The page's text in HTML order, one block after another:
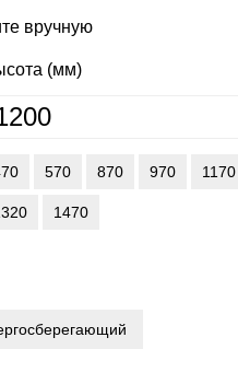
вручную
(мм)
570 870 970 1170
1470